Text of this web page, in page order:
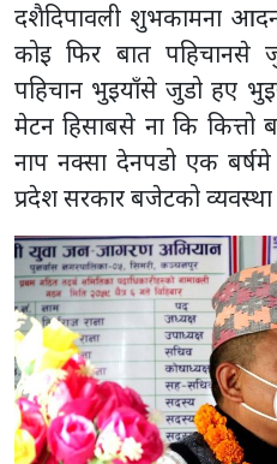
दशैदिपावली शुभकामना
कोइ फिर बात पहिचानसे
पहिचान भुइयाँसे जुडो हए
मेटन हिसाबसे ना कि
नाप नक्सा देनपडो एक
प्रदेश सरकार बजेटको